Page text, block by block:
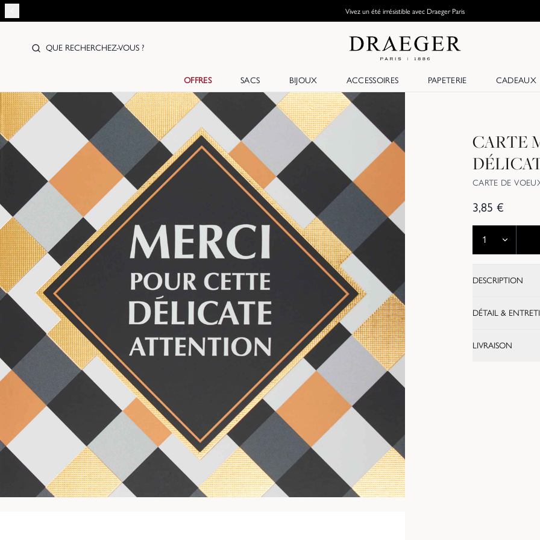
Vivez un été irrésistible avec Draeger Paris
QUE RECHERCHEZ-VOUS ?
OFFRES SACS BIJOUX ACCESSOIRES PAPETERIE CADEAUX
CARTE
CARTE DE
3,85 €
DESCRIPTION
DÉTAIL &
LIVRAISON